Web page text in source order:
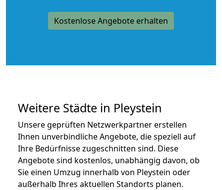
Kostenlose Angebote erhalten
Weitere Städte in Pleystein
Unsere geprüften Netzwerkpartner erstellen
Ihnen unverbindliche Angebote, die speziell auf
Ihre Bedürfnisse zugeschnitten sind. Diese
Angebote sind kostenlos, unabhängig davon, ob
Sie einen Umzug innerhalb von Pleystein oder
außerhalb Ihres aktuellen Standorts planen.